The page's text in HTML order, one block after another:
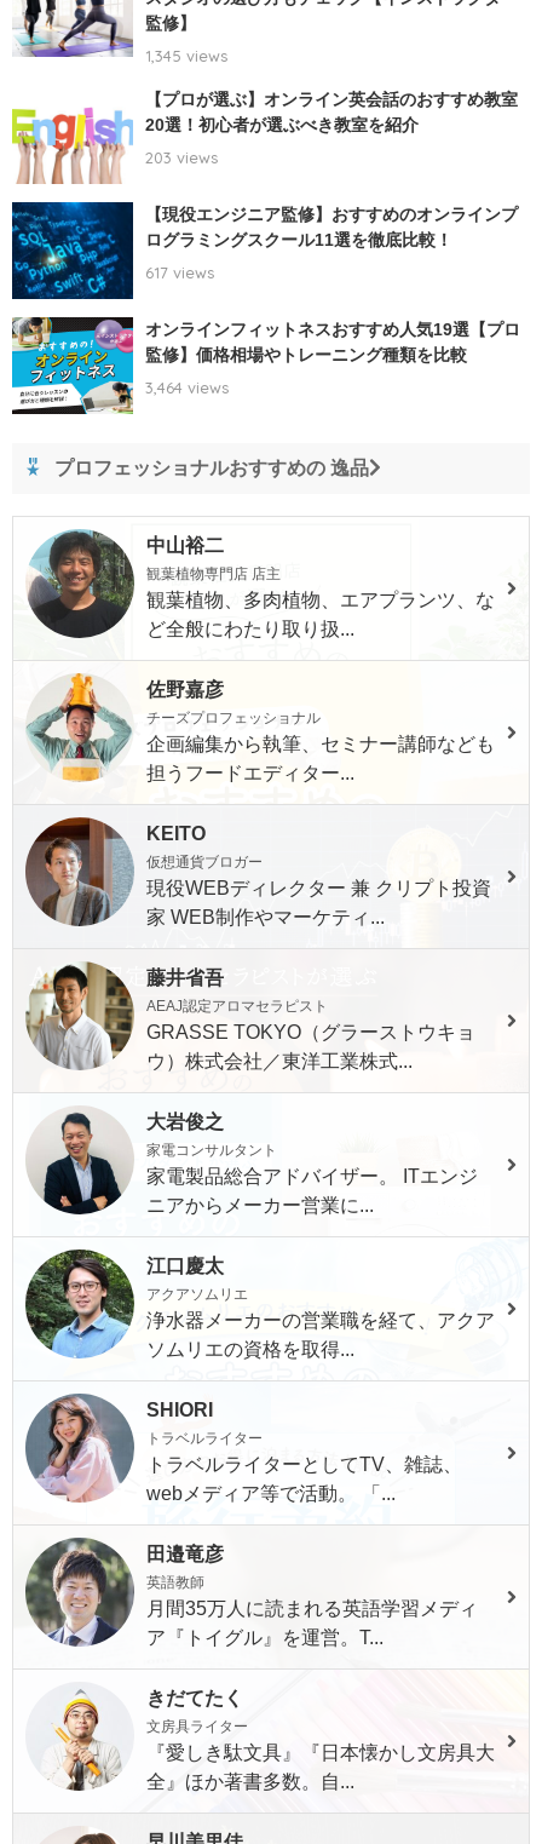
監修】
1,345 views
【プロが選ぶ】オンライン英会話のおすすめ教室
20選！初心者が選ぶべき教室を紹介
203 views
【現役エンジニア監修】おすすめのオンラインプ
ログラミングスクール11選を徹底比較！
617 views
オンラインフィットネスおすすめ人気19選【プロ
監修】価格相場やトレーニング種類を比較
3,464 views
プロフェッショナルおすすめの 逸品
中山裕二
観葉植物専門店 店主
観葉植物、多肉植物、エアプランツ、な
ど全般にわたり取り扱...
佐野嘉彦
チーズプロフェッショナル
企画編集から執筆、セミナー講師なども
担うフードエディター...
KEITO
仮想通貨ブロガー
現役WEBディレクター 兼 クリプト投資
家 WEB制作やマーケティ...
藤井省吾
AEAJ認定アロマセラピスト
GRASSE TOKYO（グラーストウキョ
ウ）株式会社／東洋工業株式...
大岩俊之
家電コンサルタント
家電製品総合アドバイザー。 ITエンジ
ニアからメーカー営業に...
江口慶太
アクアソムリエ
浄水器メーカーの営業職を経て、アクア
ソムリエの資格を取得...
SHIORI
トラベルライター
トラベルライターとしてTV、雑誌、
webメディア等で活動。 「...
田邉竜彦
英語教師
月間35万人に読まれる英語学習メディ
ア『トイグル』を運営。T...
きだてたく
文房具ライター
『愛しき駄文具』『日本懐かし文房具大
全』ほか著書多数。自...